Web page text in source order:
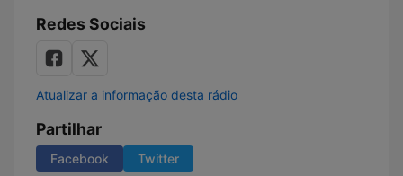
Redes Sociais
Atualizar a informação desta rádio
Partilhar
Facebook Twitter